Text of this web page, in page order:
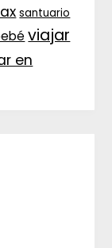
santuario
viajar
en